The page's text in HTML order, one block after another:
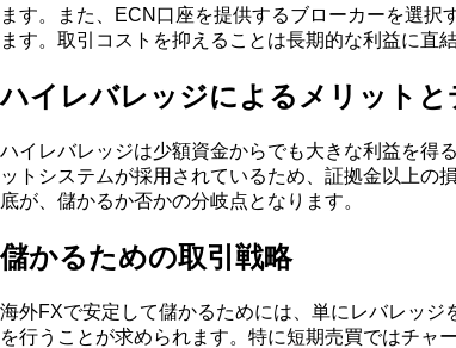
ます。また、ECN口座を提供するブローカーを選
ます。取引コストを抑えることは長期的な利益に直
ハイレバレッジによるメリットと
ハイレバレッジは少額資金からでも大きな利益を得
ットシステムが採用されているため、証拠金以上の
底が、儲かるか否かの分岐点となります。
儲かるための取引戦略
海外FXで安定して儲かるためには、単にレバレッ
を行うことが求められます。特に短期売買ではチャ